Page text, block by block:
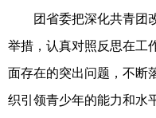
团省委把深化共青团改
举措，认真对照反思在工
面存在的突出问题，不断
织引领青少年的能力和水